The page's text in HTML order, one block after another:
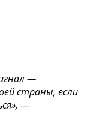
—
страны, если
—